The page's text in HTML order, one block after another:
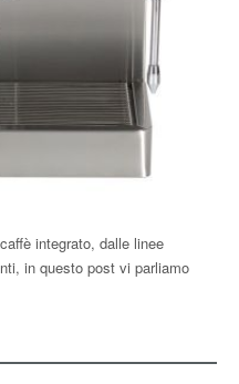
integrato, dalle linee
in questo post vi parliamo